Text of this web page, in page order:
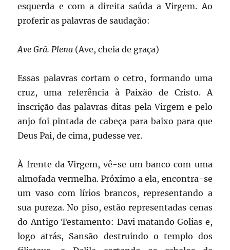
esquerda e com a direita saúda a Virgem. Ao
proferir as palavras de saudação:
Ave Grã. Plena (Ave, cheia de graça)
Essas palavras cortam o cetro, formando uma
cruz, uma referência à Paixão de Cristo. A
inscrição das palavras ditas pela Virgem e pelo
anjo foi pintada de cabeça para baixo para que
Deus Pai, de cima, pudesse ver.
À frente da Virgem, vê-se um banco com uma
almofada vermelha. Próximo a ela, encontra-se
um vaso com lírios brancos, representando a
sua pureza. No piso, estão representadas cenas
do Antigo Testamento: Davi matando Golias e,
logo atrás, Sansão destruindo o templo dos